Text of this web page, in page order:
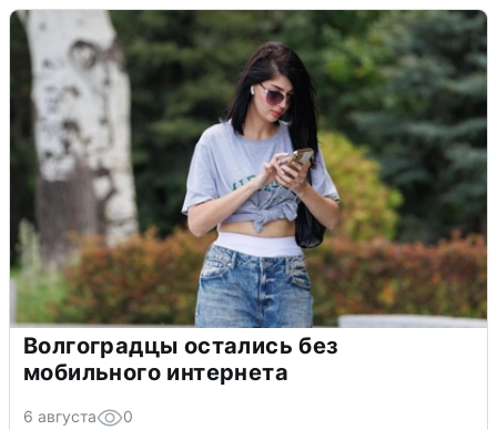
Волгоградцы остались без
мобильного интернета
6 августа 0